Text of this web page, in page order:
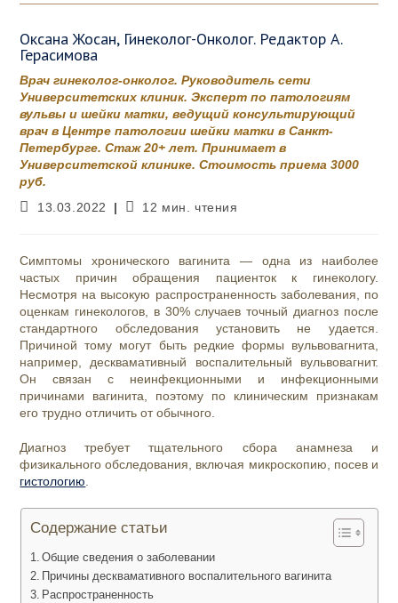
Оксана Жосан, Гинеколог-Онколог. Редактор А.
Герасимова
Врач гинеколог-онколог. Руководитель сети
Университетских клиник. Эксперт по патологиям
вульвы и шейки матки, ведущий консультирующий
врач в Центре патологии шейки матки в Санкт-
Петербурге. Стаж 20+ лет. Принимает в
Университетской клинике. Стоимость приема 3000
руб.
Запись
13.03.2022
Время
12 мин. чтения
Симптомы хронического вагинита — одна из наиболее
частых причин обращения пациенток к гинекологу.
Несмотря на высокую распространенность заболевания, по
оценкам гинекологов, в 30% случаев точный диагноз после
стандартного обследования установить не удается.
Причиной тому могут быть редкие формы вульвовагнита,
например, десквамативный воспалительный вульвовагнит.
Он связан с неинфекционными и инфекционными
причинами вагинита, поэтому по клиническим признакам
его трудно отличить от обычного.
Диагноз требует тщательного сбора анамнеза и
физикального обследования, включая микроскопию, посев и
гистологию
Содержание статьи
Общие сведения о заболевании
Причины десквамативного воспалительного вагинита
Распространенность